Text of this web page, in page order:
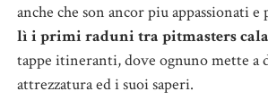
anche che son ancor piu appassionati e
lì i primi raduni tra pitmasters
tappe itineranti, dove ognuno mette a
attrezzatura ed i suoi saperi.